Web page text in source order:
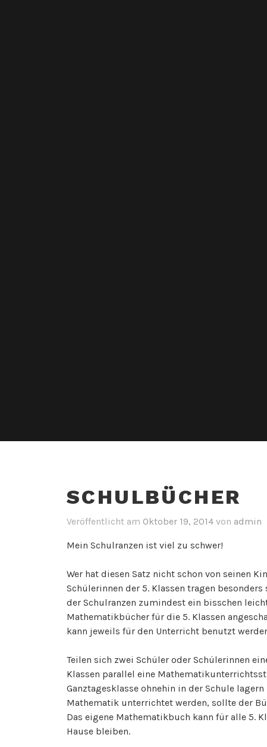
SCHULBÜCHER
Veröffentlicht am Oktober 19, 2014 von admin
Mein Schulranzen ist viel zu schwer!
Wer hat diesen Satz nicht schon von seinen
Schülerinnen der 5. Klassen tragen
der Schulranzen zumindest ein bisschen
Mathematikbücher für die 5. Klassen
kann jeweils für den Unterricht benutzt
Teilen sich zwei Schüler oder Schülerinnen
Klassen parallel eine
Ganztagesklasse ohnehin in der Schule
Mathematik unterrichtet werden, sollte der
Das eigene Mathematikbuch kann für alle 5.
Hause bleiben.